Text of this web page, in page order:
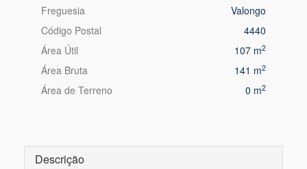
Freguesia
Valongo
Código Postal
4440
Área Útil
107 m2
Área Bruta 141 m2
Área de Terreno 0 m2
Descrição